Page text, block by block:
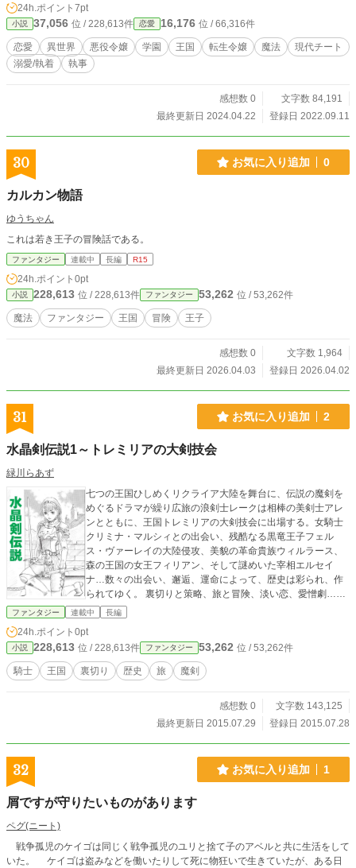
24h.ポイント 7pt
小説 37,056 位 / 228,613件 恋愛 16,176 位 / 66,316件
恋愛 異世界 悪役令嬢 学園 王国 転生令嬢 魔法
現代チート
溺愛/執着
執事
感想数 0
文字数 84,191
最終更新日 2024.04.22
登録日 2022.09.11
30 お気に入り追加 0
カルカン物語
ゆうちゃん
これは若き王子の冒険話である。
ファンタジー 連載中 長編 R15
24h.ポイント 0pt
小説 228,613 位 / 228,613件 ファンタジー 53,262 位 / 53,262件
魔法 ファンタジー 王国 冒険 王子
感想数 0
文字数 1,964
最終更新日 2026.04.03
登録日 2026.04.02
31 お気に入り追加 2
水晶剣伝説1～トレミリアの大剣技会
緑川らあず
七つの王国ひしめくリクライア大陸を舞台に、伝説の魔剣を
めぐるドラマが繰り広旅の浪剣士レークは相棒の美剣士アレ
ンとともに、王国トレミリアの大剣技会に出場する。女騎士
クリミナ・マルシィとの出会い、残酷なる黒竜王子フェル
ス・ヴァーレイの大陸侵攻、美貌の革命貴族ウィルラース、
森の王国の女王フィリアン、そして謎めいた宰相エルセイ
ナ…数々の出会い、邂逅、運命によって、歴史は彩られ、作
られてゆく。 裏切りと策略、旅と冒険、淡い恋、愛憎劇…繰
り広げられる物語はやがて、ひとつの模様を織りなしてゆ
ファンタジー 連載中 長編
24h.ポイント 0pt
小説 228,613 位 / 228,613件 ファンタジー 53,262 位 / 53,262件
騎士 王国 裏切り 歴史 旅 魔剣
感想数 0
文字数 143,125
最終更新日 2015.07.29
登録日 2015.07.28
32 お気に入り追加 1
屑ですが守りたいものがあります
ペグ(ニート)
戦争孤児のケイゴは同じく戦争孤児のユリと捨て子のアベルと共に生活をして
いた。 ケイゴは盗みなどを働いたりして死に物狂いで生きていたが、ある日